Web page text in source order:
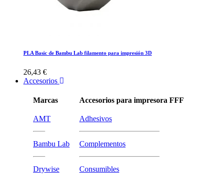
PLA Basic de Bambu Lab filamento para impresión 3D
26,43 €
Accesorios
Marcas
AMT
Bambu Lab
Drywise
Accesorios para impresora FFF
Adhesivos
Complementos
Consumibles